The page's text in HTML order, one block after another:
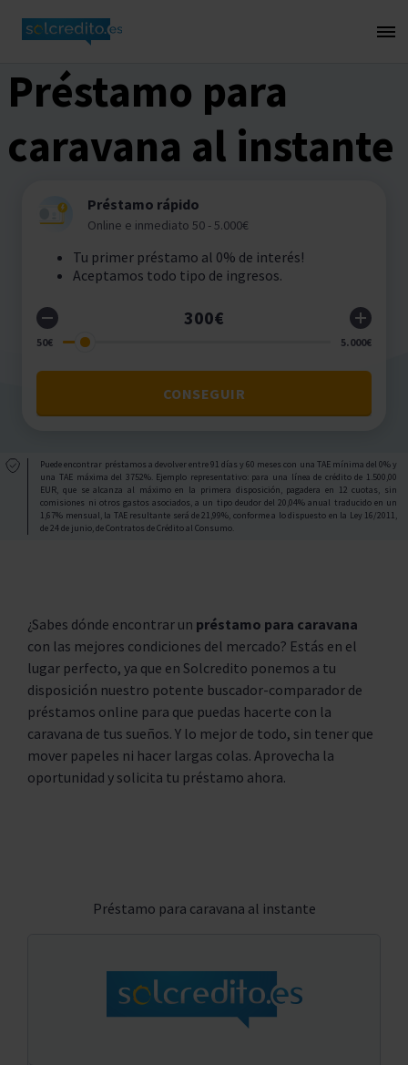
Préstamo para
caravana al instante
Préstamo rápido
Online e inmediato 50 - 5.000€
Tu primer préstamo al 0% de interés!
Aceptamos todo tipo de ingresos.
CONSEGUIR
Puede encontrar préstamos a devolver entre 91 días y 60 meses con una TAE mínima del 0% y
una TAE máxima del 3752%. Ejemplo representativo: para una línea de crédito de 1.500,00
EUR, que se alcanza al máximo en la primera disposición, pagadera en 12 cuotas, sin
comisiones ni otros gastos asociados, a un tipo deudor del 20,04% anual traducido en un
1,67% mensual, la TAE resultante será de 21,99%, conforme a lo dispuesto en la Ley 16/2011,
de 24 de junio, de Contratos de Crédito al Consumo.
¿Sabes dónde encontrar un préstamo para caravana
con las mejores condiciones del mercado? Estás en el
lugar perfecto, ya que en Solcredito ponemos a tu
disposición nuestro potente buscador-comparador de
préstamos online para que puedas hacerte con la
caravana de tus sueños. Y lo mejor de todo, sin tener que
mover papeles ni hacer largas colas. Aprovecha la
oportunidad y solicita tu préstamo ahora.
Préstamo para caravana al instante